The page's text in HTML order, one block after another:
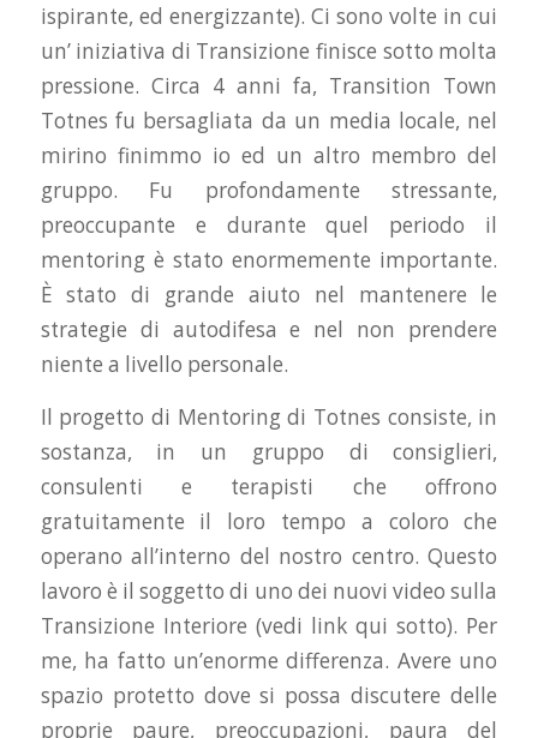
ispirante, ed energizzante). Ci sono volte in cui
un’ iniziativa di Transizione finisce sotto molta
pressione. Circa 4 anni fa, Transition Town
Totnes fu bersagliata da un media locale, nel
mirino finimmo io ed un altro membro del
gruppo. Fu profondamente stressante,
preoccupante e durante quel periodo il
mentoring è stato enormemente importante.
È stato di grande aiuto nel mantenere le
strategie di autodifesa e nel non prendere
niente a livello personale.
Il progetto di Mentoring di Totnes consiste, in
sostanza, in un gruppo di consiglieri,
consulenti e terapisti che offrono
gratuitamente il loro tempo a coloro che
operano all’interno del nostro centro. Questo
lavoro è il soggetto di uno dei nuovi video sulla
Transizione Interiore (vedi link qui sotto). Per
me, ha fatto un’enorme differenza. Avere uno
spazio protetto dove si possa discutere delle
proprie paure, preoccupazioni, paura del